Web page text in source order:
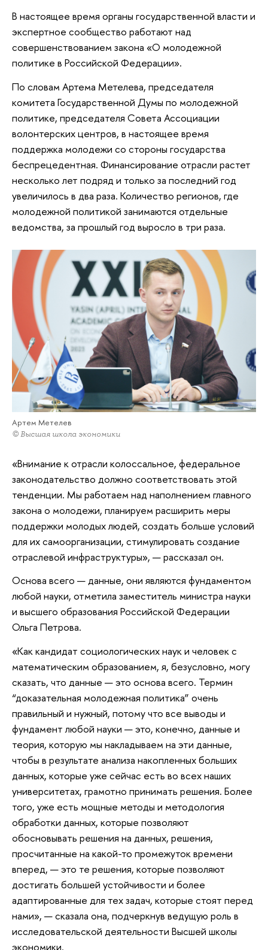
В настоящее время органы государственной власти и
экспертное сообщество работают над
совершенствованием закона «О молодежной
политике в Российской Федерации».
По словам Артема Метелева, председателя
комитета Государственной Думы по молодежной
политике, председателя Совета Ассоциации
волонтерских центров, в настоящее время
поддержка молодежи со стороны государства
беспрецедентная. Финансирование отрасли растет
несколько лет подряд и только за последний год
увеличилось в два раза. Количество регионов, где
молодежной политикой занимаются отдельные
ведомства, за прошлый год выросло в три раза.
Артем Метелев
© Высшая школа экономики
«Внимание к отрасли колоссальное, федеральное
законодательство должно соответствовать этой
тенденции. Мы работаем над наполнением главного
закона о молодежи, планируем расширить меры
поддержки молодых людей, создать больше условий
для их самоорганизации, стимулировать создание
отраслевой инфраструктуры», — рассказал он.
Основа всего — данные, они являются фундаментом
любой науки, отметила заместитель министра науки
и высшего образования Российской Федерации
Ольга Петрова.
«Как кандидат социологических наук и человек с
математическим образованием, я, безусловно, могу
сказать, что данные — это основа всего. Термин
“доказательная молодежная политика” очень
правильный и нужный, потому что все выводы и
фундамент любой науки — это, конечно, данные и
теория, которую мы накладываем на эти данные,
чтобы в результате анализа накопленных больших
данных, которые уже сейчас есть во всех наших
университетах, грамотно принимать решения. Более
того, уже есть мощные методы и методология
обработки данных, которые позволяют
обосновывать решения на данных, решения,
просчитанные на какой-то промежуток времени
вперед, — это те решения, которые позволяют
достигать большей устойчивости и более
адаптированные для тех задач, которые стоят перед
нами», — сказала она, подчеркнув ведущую роль в
исследовательской деятельности Высшей школы
экономики.